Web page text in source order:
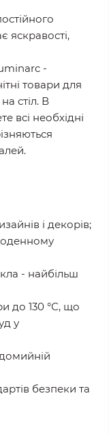
яскравості,
-
товари для
стіл. В
всі необхідні
і декорів;
- найбільш
до 130 °С, що
у
безпеки та